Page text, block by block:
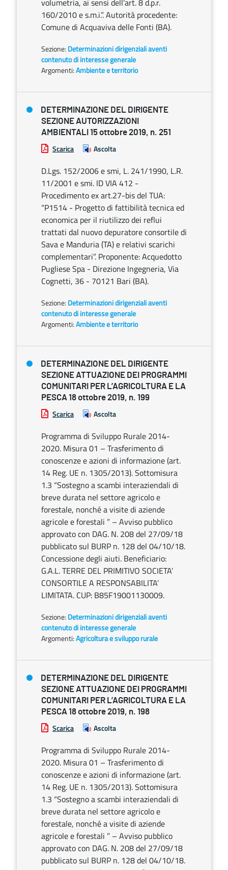
volumetria, ai sensi dell’art. 8 d.p.r.
160/2010 e s.m.i.”. Autorità procedente:
Comune di Acquaviva delle Fonti (BA).
Sezione: Determinazioni dirigenziali aventi
contenuto di interesse generale
Argomenti:Ambiente e territorio
DETERMINAZIONE DEL DIRIGENTE
SEZIONE AUTORIZZAZIONI
AMBIENTALI 15 ottobre 2019, n. 251
Scarica Ascolta
D.Lgs. 152/2006 e smi, L. 241/1990, L.R.
11/2001 e smi. ID VIA 412 -
Procedimento ex art.27-bis del TUA:
“P1514 - Progetto di fattibilità tecnica ed
economica per il riutilizzo dei reflui
trattati dal nuovo depuratore consortile di
Sava e Manduria (TA) e relativi scarichi
complementari”. Proponente: Acquedotto
Pugliese Spa - Direzione Ingegneria, Via
Cognetti, 36 - 70121 Bari (BA).
Sezione: Determinazioni dirigenziali aventi
contenuto di interesse generale
Argomenti:Ambiente e territorio
DETERMINAZIONE DEL DIRIGENTE
SEZIONE ATTUAZIONE DEI PROGRAMMI
COMUNITARI PER L’AGRICOLTURA E LA
PESCA 18 ottobre 2019, n. 199
Scarica Ascolta
Programma di Sviluppo Rurale 2014-
2020. Misura 01 – Trasferimento di
conoscenze e azioni di informazione (art.
14 Reg. UE n. 1305/2013). Sottomisura
1.3 “Sostegno a scambi interaziendali di
breve durata nel settore agricolo e
forestale, nonché a visite di aziende
agricole e forestali ” – Avviso pubblico
approvato con DAG. N. 208 del 27/09/18
pubblicato sul BURP n. 128 del 04/10/18.
Concessione degli aiuti. Beneficiario:
G.A.L. TERRE DEL PRIMITIVO SOCIETA’
CONSORTILE A RESPONSABILITA’
LIMITATA. CUP: B85F19001130009.
Sezione: Determinazioni dirigenziali aventi
contenuto di interesse generale
Argomenti:Agricoltura e sviluppo rurale
DETERMINAZIONE DEL DIRIGENTE
SEZIONE ATTUAZIONE DEI PROGRAMMI
COMUNITARI PER L’AGRICOLTURA E LA
PESCA 18 ottobre 2019, n. 198
Scarica Ascolta
Programma di Sviluppo Rurale 2014-
2020. Misura 01 – Trasferimento di
conoscenze e azioni di informazione (art.
14 Reg. UE n. 1305/2013). Sottomisura
1.3 “Sostegno a scambi interaziendali di
breve durata nel settore agricolo e
forestale, nonché a visite di aziende
agricole e forestali ” – Avviso pubblico
approvato con DAG. N. 208 del 27/09/18
pubblicato sul BURP n. 128 del 04/10/18.